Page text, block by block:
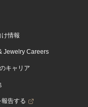
情報
Jewelry Careers
キャリア
告する